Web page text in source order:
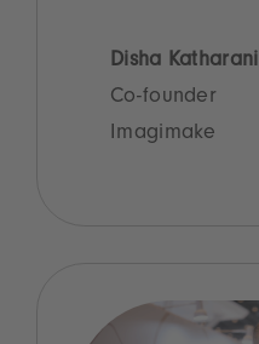
Disha Katharani
Co-founder
Imagimake